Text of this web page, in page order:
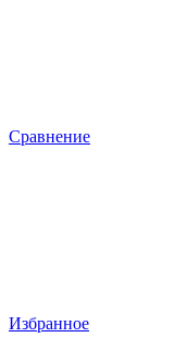
Сравнение
Избранное